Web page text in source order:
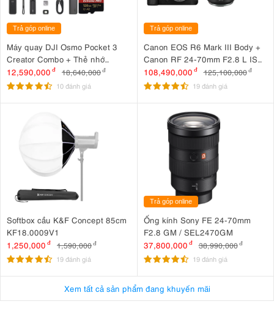
Trả góp online
Máy quay DJI Osmo Pocket 3
Creator Combo + Thẻ nhớ
MicroSDXC Sandisk Extreme
Pro 128GB 200MB/90MB/s
12,590,000 đ 18,640,000đ
10 đánh giá
Trả góp online
Canon EOS R6 Mark III Body +
Canon RF 24-70mm F2.8 L IS
USM
108,490,000 đ 125,100,000 đ
19 đánh giá
Softbox cầu K&F Concept 85cm
KF18.0009V1
1,250,000 đ 1,590,000đ
19 đánh giá
Trả góp online
Ống kính Sony FE 24-70mm
F2.8 GM / SEL2470GM
37,800,000 đ 38,990,000 đ
19 đánh giá
Xem tất cả sản phẩm đang khuyến mãi